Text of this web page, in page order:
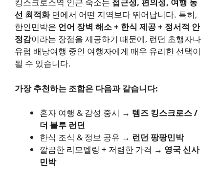
킹스크로스역 인근 숙소는 접근성, 편의성, 여행 동
선 최적화면에서 어떤 지역보다 뛰어납니다. 특히,
한인민박은 언어 장벽 해소 + 한식 제공 + 정서적 안
정감이라는 장점을 제공하기 때문에, 런던 초행자나
유럽 배낭여행 중인 여행자에게 매우 유리한 선택이
될 수 있습니다.
가장 추천하는 조합은 다음과 같습니다:
혼자 여행 & 감성 중시 → 템즈 킹스크로스 /
더 블루 런던
한식 조식 & 정보 공유 → 런던 팡팡민박
깔끔한 리모델링 + 저렴한 가격 → 영국 신사
민박